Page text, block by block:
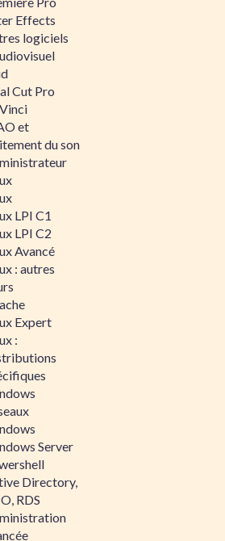
Effects
logiciels
Cut Pro
et
du son
LPI C1
LPI C2
Avancé
: autres
Expert
:
Server
Directory,
RDS